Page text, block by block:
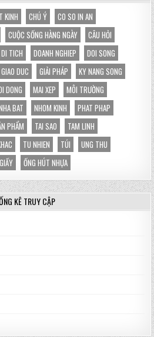
LỘC
BỊ
CHẶN
ĐỨNG
HOÀN
TOÀN
KINH CHÚ Ý
CO SO IN AN
CUỘC SỐNG HÀNG NGÀY
CÂU HỎI
DI TICH DOANH NGHIEP
DOI SONG
GIAO DUC GIẢI PHÁP
KY NANG SONG
DONG MAI XEP
MÔI TRƯỜNG
BAT NHOM KINH
PHAT PHAP
PHẨM TAI SAO
TAM LINH
TU NHIEN TÚI
UNG THU
ỐNG HÚT NHỰA
KÊ TRUY CẬP